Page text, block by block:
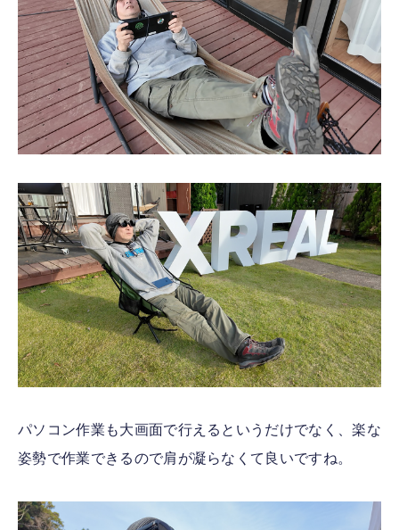
パソコン作業も大画面で行えるというだけでなく、楽な
姿勢で作業できるので肩が凝らなくて良いですね。